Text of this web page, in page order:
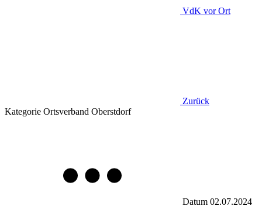
VdK vor Ort
Zurück
Kategorie Ortsverband Oberstdorf
Datum 02.07.2024